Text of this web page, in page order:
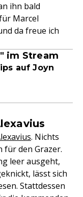
ihn bald
Marcel
da freue ich
im Stream
auf Joyn
. Nichts
für den Grazer.
leer ausgeht,
lässt sich
Stattdessen